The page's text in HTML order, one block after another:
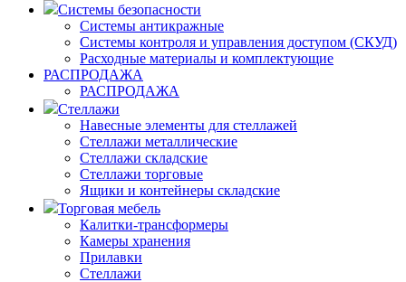
Системы безопасности
Системы антикражные
Системы контроля и управления доступом (СКУД)
Расходные материалы и комплектующие
РАСПРОДАЖА
РАСПРОДАЖА
Стеллажи
Навесные элементы для стеллажей
Стеллажи металлические
Стеллажи складские
Стеллажи торговые
Ящики и контейнеры складские
Торговая мебель
Калитки-трансформеры
Камеры хранения
Прилавки
Стеллажи